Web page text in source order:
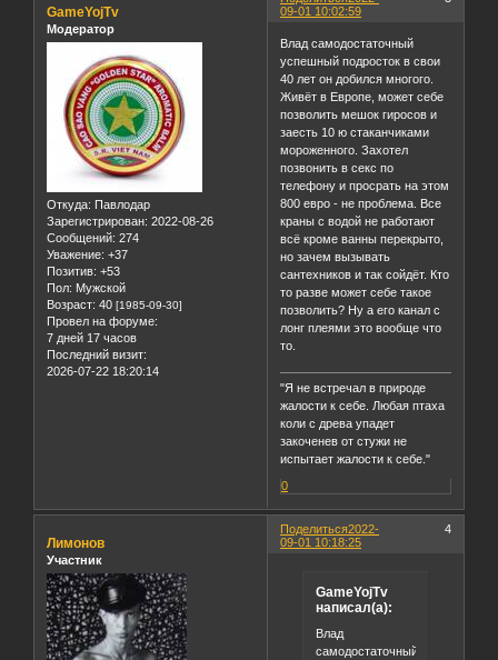
09-01 10:02:59
GameYojTv
Модератор
Откуда: Павлодар
Зарегистрирован: 2022-08-26
Сообщений: 274
Уважение: +37
Позитив: +53
Пол: Мужской
Возраст: 40 [1985-09-30]
Провел на форуме:
7 дней 17 часов
Последний визит:
2026-07-22 18:20:14
Влад самодостаточный
успешный подросток в свои
40 лет он добился многого.
Живёт в Европе, может себе
позволить мешок гиросов и
заесть 10 ю стаканчиками
мороженного. Захотел
позвонить в секс по
телефону и просрать на этом
800 евро - не проблема. Все
краны с водой не работают
всё кроме ванны перекрыто,
но зачем вызывать
сантехников и так сойдёт. Кто
то разве может себе такое
позволить? Ну а его канал с
лонг плеями это вообще что
то.
"Я не встречал в природе
жалости к себе. Любая птаха
коли с древа упадет
закоченев от стужи не
испытает жалости к себе."
0
Поделиться 4
2022-
09-01 10:18:25
Лимонов
Участник
GameYojTv
написал(а):
Влад
самодостаточный